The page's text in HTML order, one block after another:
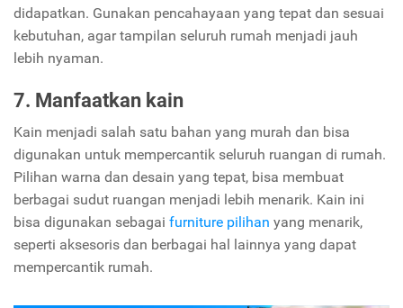
didapatkan. Gunakan pencahayaan yang tepat dan sesuai
kebutuhan, agar tampilan seluruh rumah menjadi jauh
lebih nyaman.
7. Manfaatkan kain
Kain menjadi salah satu bahan yang murah dan bisa
digunakan untuk mempercantik seluruh ruangan di rumah.
Pilihan warna dan desain yang tepat, bisa membuat
berbagai sudut ruangan menjadi lebih menarik. Kain ini
bisa digunakan sebagai furniture pilihan yang menarik,
seperti aksesoris dan berbagai hal lainnya yang dapat
mempercantik rumah.